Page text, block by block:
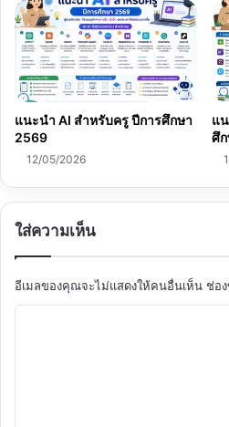
แนะนำ AI สำหรับครู ปีการศึกษา
2569
12/05/2026
แ
ศึ
ใส่ความเห็น
อีเมลของคุณจะไม่แสดงให้คนอื่นเห็น ช่อ